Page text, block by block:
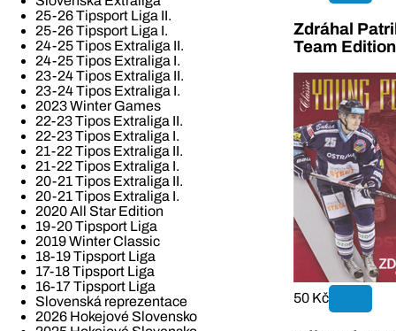
25-26 Tipsport Liga II.
25-26 Tipsport Liga I.
24-25 Tipos Extraliga II.
24-25 Tipos Extraliga I.
23-24 Tipos Extraliga II.
23-24 Tipos Extraliga I.
2023 Winter Games
22-23 Tipos Extraliga II.
22-23 Tipos Extraliga I.
21-22 Tipos Extraliga II.
21-22 Tipos Extraliga I.
20-21 Tipos Extraliga II.
20-21 Tipos Extraliga I.
2020 All Star Edition
19-20 Tipsport Liga
2019 Winter Classic
18-19 Tipsport Liga
17-18 Tipsport Liga
16-17 Tipsport Liga
Slovenská reprezentace
2026 Hokejové Slovensko
Zdráhal
Team
50 Kč